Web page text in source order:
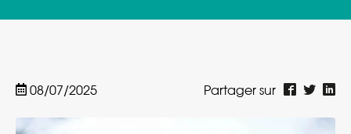
08/07/2025 Partager sur